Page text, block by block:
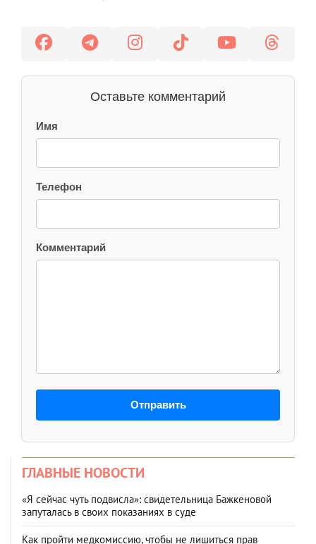
Оставьте комментарий
Имя
Телефон
Комментарий
Отправить
ГЛАВНЫЕ НОВОСТИ
«Я сейчас чуть подвисла»: свидетельница Бажкеновой
запуталась в своих показаниях в суде
Как пройти медкомиссию, чтобы не лишиться прав